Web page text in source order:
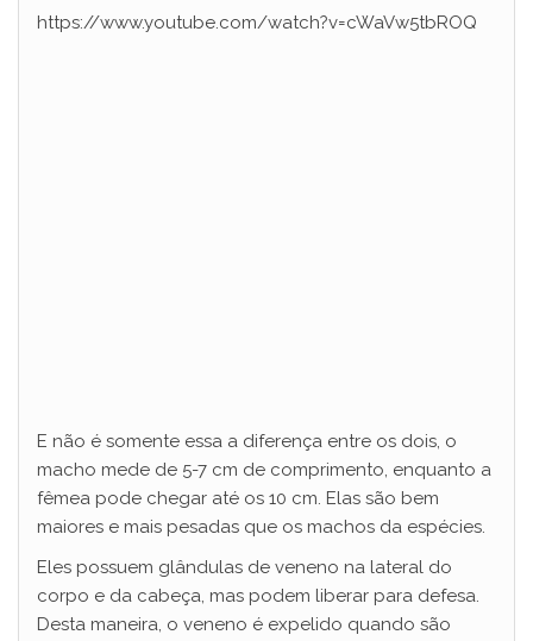
https://www.youtube.com/watch?v=cWaVw5tbROQ
E não é somente essa a diferença entre os dois, o
macho mede de 5-7 cm de comprimento, enquanto a
fêmea pode chegar até os 10 cm. Elas são bem
maiores e mais pesadas que os machos da espécies.
Eles possuem glândulas de veneno na lateral do
corpo e da cabeça, mas podem liberar para defesa.
Desta maneira, o veneno é expelido quando são